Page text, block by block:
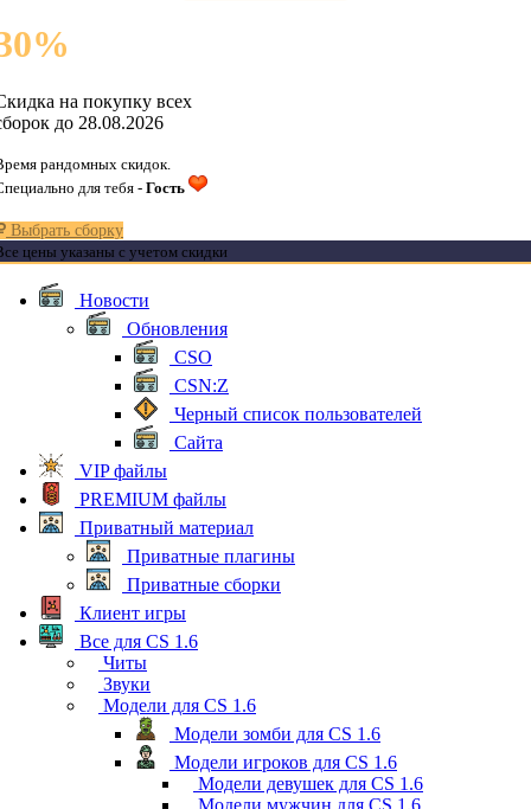
%
на покупку всех
до 28.08.2026
рандомных скидок.
для тебя - Гость
Выбрать сборку
цены указаны с учетом скидки
Новости
Обновления
CSO
CSN:Z
Черный список пользователей
Сайта
VIP файлы
PREMIUM файлы
Приватный материал
Приватные плагины
Приватные сборки
Клиент игры
Все для CS 1.6
Читы
Звуки
Модели для CS 1.6
Модели зомби для CS 1.6
Модели игроков для CS 1.6
Модели девушек для CS 1.6